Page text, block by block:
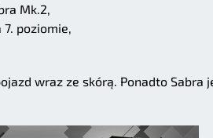
Mk.2,
poziomie,
wraz ze skórą. Ponadto Sabra